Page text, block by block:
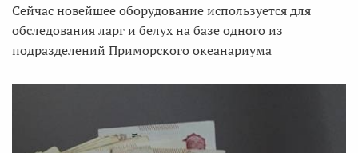
Сейчас новейшее оборудование используется для
обследования ларг и белух на базе одного из
подразделений Приморского океанариума